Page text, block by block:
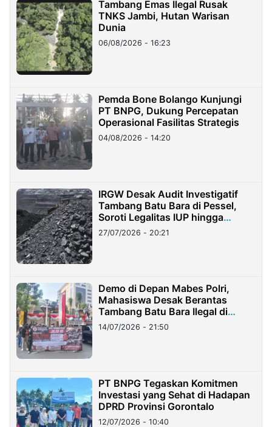
Tambang Emas Ilegal Rusak
TNKS Jambi, Hutan Warisan
Dunia
06/08/2026 - 16:23
Pemda Bone Bolango Kunjungi
PT BNPG, Dukung Percepatan
Operasional Fasilitas Strategis
04/08/2026 - 14:20
IRGW Desak Audit Investigatif
Tambang Batu Bara di Pessel,
Soroti Legalitas IUP hingga
Stockpile
27/07/2026 - 20:21
Demo di Depan Mabes Polri,
Mahasiswa Desak Berantas
Tambang Batu Bara Ilegal di
Lampung
14/07/2026 - 21:50
PT BNPG Tegaskan Komitmen
Investasi yang Sehat di Hadapan
DPRD Provinsi Gorontalo
12/07/2026 - 10:40